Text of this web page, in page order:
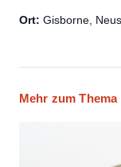
Ort: Gisborne,
Mehr zum Thema